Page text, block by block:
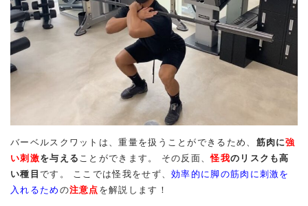
バーベルスクワットは、重量を扱うことができるため、 筋肉に強
い刺激を与える ことができます。 その反面、怪我のリスクも高
い種目 です。 ここでは怪我をせず、効率的に脚の筋肉に刺激を
入れるため の注意点 を解説します！